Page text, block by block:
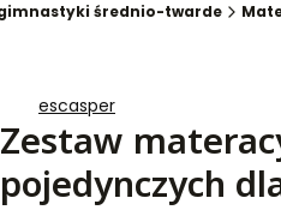
średnio-twarde
escasper
Zestaw
pojedynczych